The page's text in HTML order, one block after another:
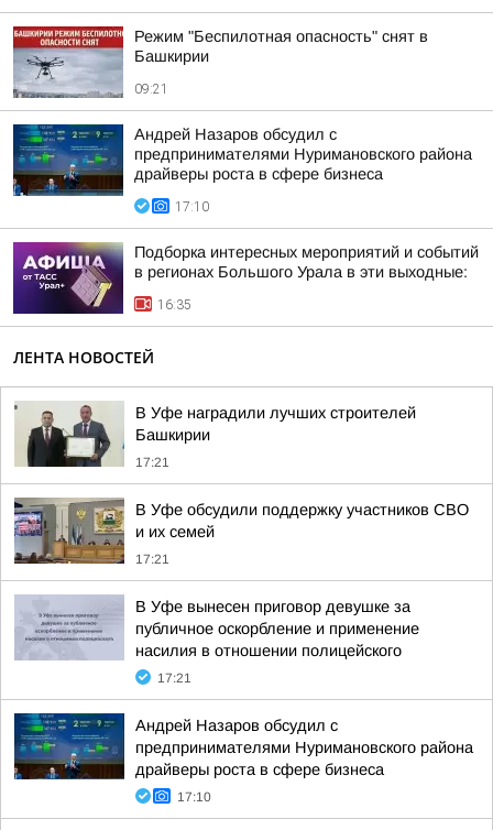
Режим "Беспилотная опасность" снят в
Башкирии
09:21
Андрей Назаров обсудил с
предпринимателями Нуримановского района
драйверы роста в сфере бизнеса
17:10
Подборка интересных мероприятий и событий
в регионах Большого Урала в эти выходные:
16:35
ЛЕНТА НОВОСТЕЙ
В Уфе наградили лучших строителей
Башкирии
17:21
В Уфе обсудили поддержку участников СВО
и их семей
17:21
В Уфе вынесен приговор девушке за
публичное оскорбление и применение
насилия в отношении полицейского
17:21
Андрей Назаров обсудил с
предпринимателями Нуримановского района
драйверы роста в сфере бизнеса
17:10